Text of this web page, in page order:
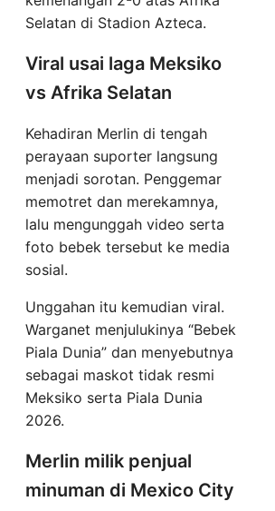
Selatan di Stadion Azteca.
Viral usai laga Meksiko
vs Afrika Selatan
Kehadiran Merlin di tengah
perayaan suporter langsung
menjadi sorotan. Penggemar
memotret dan merekamnya,
lalu mengunggah video serta
foto bebek tersebut ke media
sosial.
Unggahan itu kemudian viral.
Warganet menjulukinya “Bebek
Piala Dunia” dan menyebutnya
sebagai maskot tidak resmi
Meksiko serta Piala Dunia
2026.
Merlin milik penjual
minuman di Mexico City